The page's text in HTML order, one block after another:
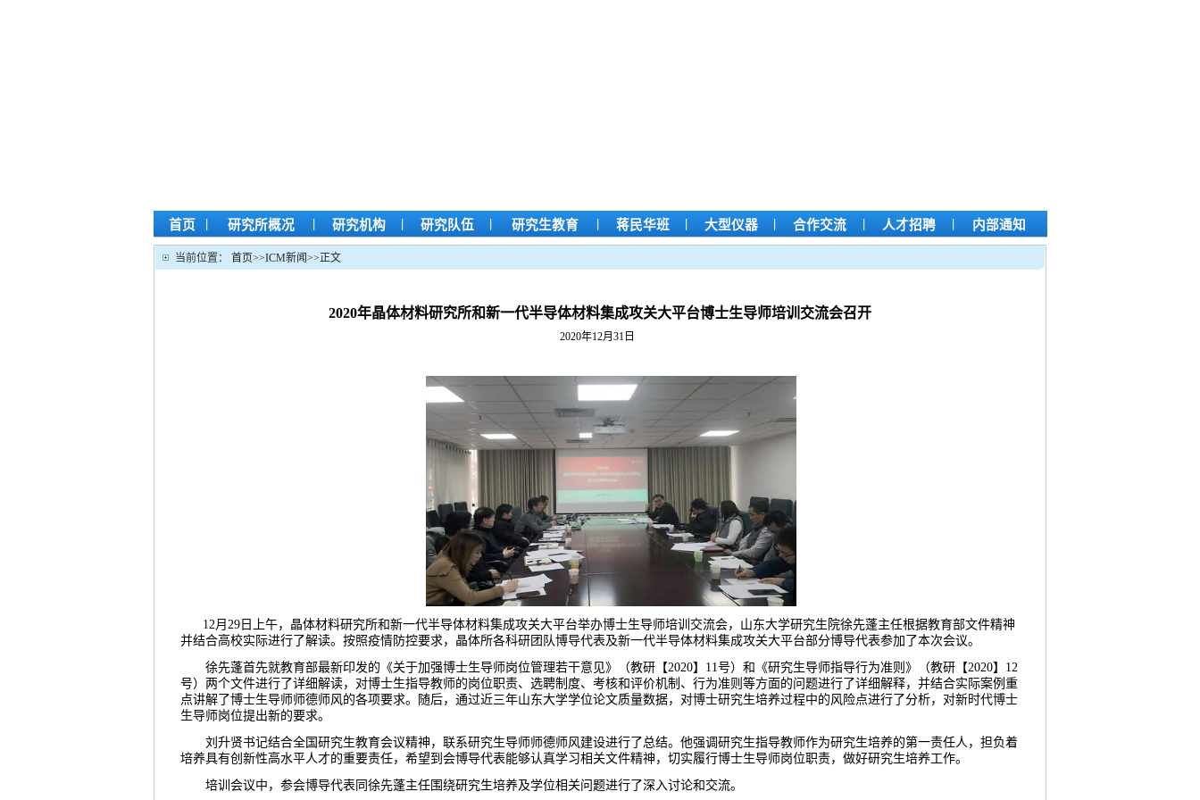
首页 | 研究所概况 | 研究机构 | 研究队伍 | 研究生教育 | 蒋民华班 | 大型仪器 | 合作交流 | 人才招聘 | 内部通知
当前位置： 首页>>ICM新闻>>正文
2020年晶体材料研究所和新一代半导体材料集成攻关大平台博士生导师培训交流会召开
2020年12月31日
12月29日
上午，晶体材料研究所和新一代半导体材料集成攻关大平台举办博士生导师培训交流会，山东大学研究生院徐先蓬主任根据教育部文件精神
并结合高校实际进行了解读。按照疫情防控要求，晶体所各科研团队博导代表及新一代半导体材料集成攻关大平台部分博导代表参加了本次会议。
徐先蓬首先就教育部最新印发的《关于加强博士生导师岗位管理若干意见》（教研【2020】 11号）和《研究生导师指导行为准则》（教研【2020】 12
号）两个文件进行了详细解读，对博士生指导教师的岗位职责、选聘制度、考核和评价机制、行为准则等方面的问题进行了详细解释，并结合实际案例重
点讲解了博士生导师师德师风的各项要求。随后，通过近三年山东大学学位论文质量数据，对博士研究生培养过程中的风险点进行了分析，对新时代博士
生导师岗位提出新的要求。
刘升贤书记结合全国研究生教育会议精神，联系研究生导师师德师风建设进行了总结。他强调研究生指导教师作为研究生培养的第一责任人，担负着
培养具有创新性高水平人才的重要责任，希望到会博导代表能够认真学习相关文件精神，切实履行博士生导师岗位职责，做好研究生培养工作。
培训会议中，参会博导代表同徐先蓬主任围绕研究生培养及学位相关问题进行了深入讨论和交流。